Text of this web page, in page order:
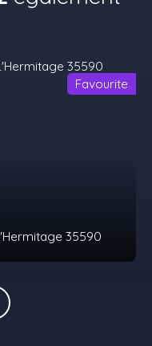
35590
Favourite